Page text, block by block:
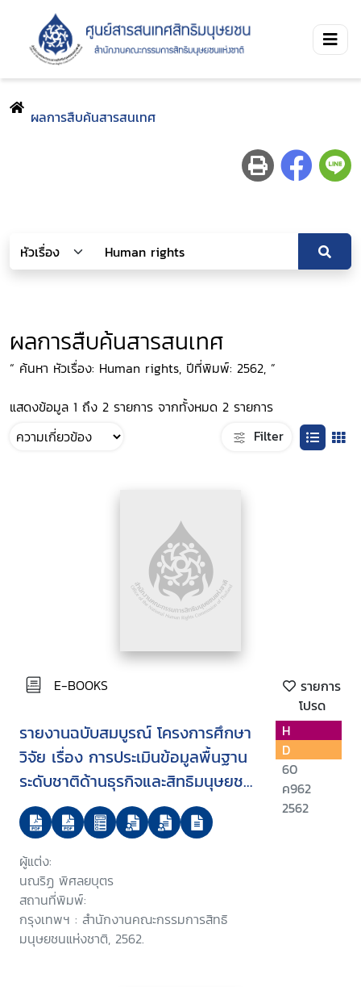
ผลการสืบค้นสารสนเทศ
ผลการสืบค้นสารสนเทศ
“ ค้นหา หัวเรื่อง: Human rights, ปีที่พิมพ์: 2562, ”
แสดงข้อมูล 1 ถึง 2 รายการ จากทั้งหมด 2 รายการ
Filter
E-BOOKS
รายการ
โปรด
รายงานฉบับสมบูรณ์ โครงการศึกษา
วิจัย เรื่อง การประเมินข้อมูลพื้นฐาน
ระดับชาติด้านธุรกิจและสิทธิมนุษยชน
: นโยบาย กฎหมาย และมาตรการที่
เกี่ยวข้องกับการลงทุนของประเทศ
ผู้แต่ง:
นณริฏ พิศลยบุตร
สถานที่พิมพ์:
กรุงเทพฯ : สำนักงานคณะกรรมการสิทธิ
มนุษยชนแห่งชาติ, 2562.
H
D
60
ค962
2562